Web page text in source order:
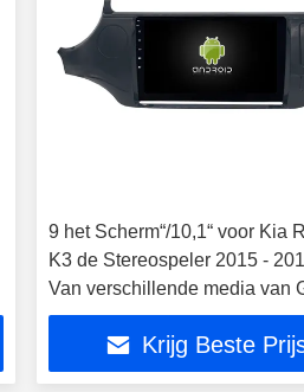
9 het Scherm“/10,1“ voor Kia
K3 de Stereospeler 2015 -
Van verschillende media van
CarPlay
Krijg Beste